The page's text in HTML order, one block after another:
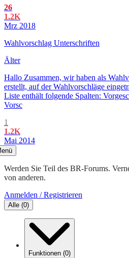
26
1.2K
Mrz 2018
Wahlvorschlag Unterschriften
Älter
Hallo Zusammen, wir haben als
erstellt, auf der Wahlvorschläge
Liste enthält folgende Spalten:
Vorsc
1
1.2K
Mai 2014
Werden Sie Teil des BR-Forums.
von anderen.
Anmelden / Registrieren
Alle (0)
Funktionen (0)